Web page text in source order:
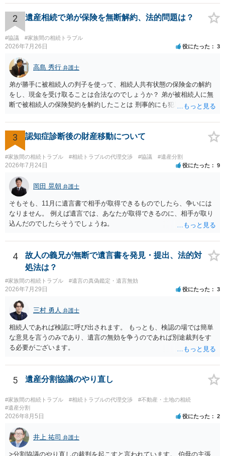
できない、という意味でした。
2 遺産相続で弟が保険を無断解約、法的問題は？
#協議 #家族間の相続トラブル
2026年7月26日 役にたった 3
高島 秀行 弁護士
弟が勝手に被相続人の判子を使って、相続人共有状態の保険金の解約
をし、現金を受け取ることは合法なのでしょうか？ 弟が被相続人に無
断で被相続人の保険契約を解約したことは 刑事的にも犯罪となる可能
された書類のコピーを取得して、弁護士に面談で詳しい事情を話して
相談 されたら良いと思います。
3 認知症診断後の財産移動について
#家族間の相続トラブル #相続トラブルの代理交渉 #協議 #遺産分割
2026年7月24日 役にたった 9
岡田 晃朝 弁護士
そもそも、11月に遺言書で相手が取得できるものでしたら、争いには
なりません。 例えば遺言では、あなたが取得できるのに、相手が取り
込んだのでしたらそうでしょうね。
4
故人の義兄が無断で遺言書を発見・提出、法的対
処法は？
#家族間の相続トラブル #遺言の真偽鑑定・遺言無効
2026年7月29日 役にたった 3
三村 勇人 弁護士
相続人であれば検認に呼び出されます。 もっとも、検認の場では簡単
な意見を言うのみであり、遺言の無効を争うのであれば別途裁判をす
る必要がございます。
5 遺産分割協議のやり直し
#家族間の相続トラブル #相続トラブルの代理交渉
#不動産・土地の相続
#遺産分割
2026年8月5日 役にたった 2
井上 祐司 弁護士
>分割協議のやり直しの裁判を起こすと言われています。 伯母の主張